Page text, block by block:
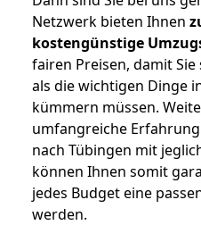
Netzwerk bieten Ihnen
kostengünstige
fairen Preisen, damit
als die wichtigen Dinge
kümmern müssen.
umfangreiche
nach Tübingen mit
können Ihnen somit
jedes Budget eine
werden.